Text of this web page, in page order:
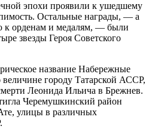
эпохи проявили к ушедшему
Остальные награды, — а
к орденам и медалям, — были
звезды Героя Советского
название Набережные
городу Татарской АССР,
Леонида Ильича в Брежнев.
Черемушкинский район
улицы в различных